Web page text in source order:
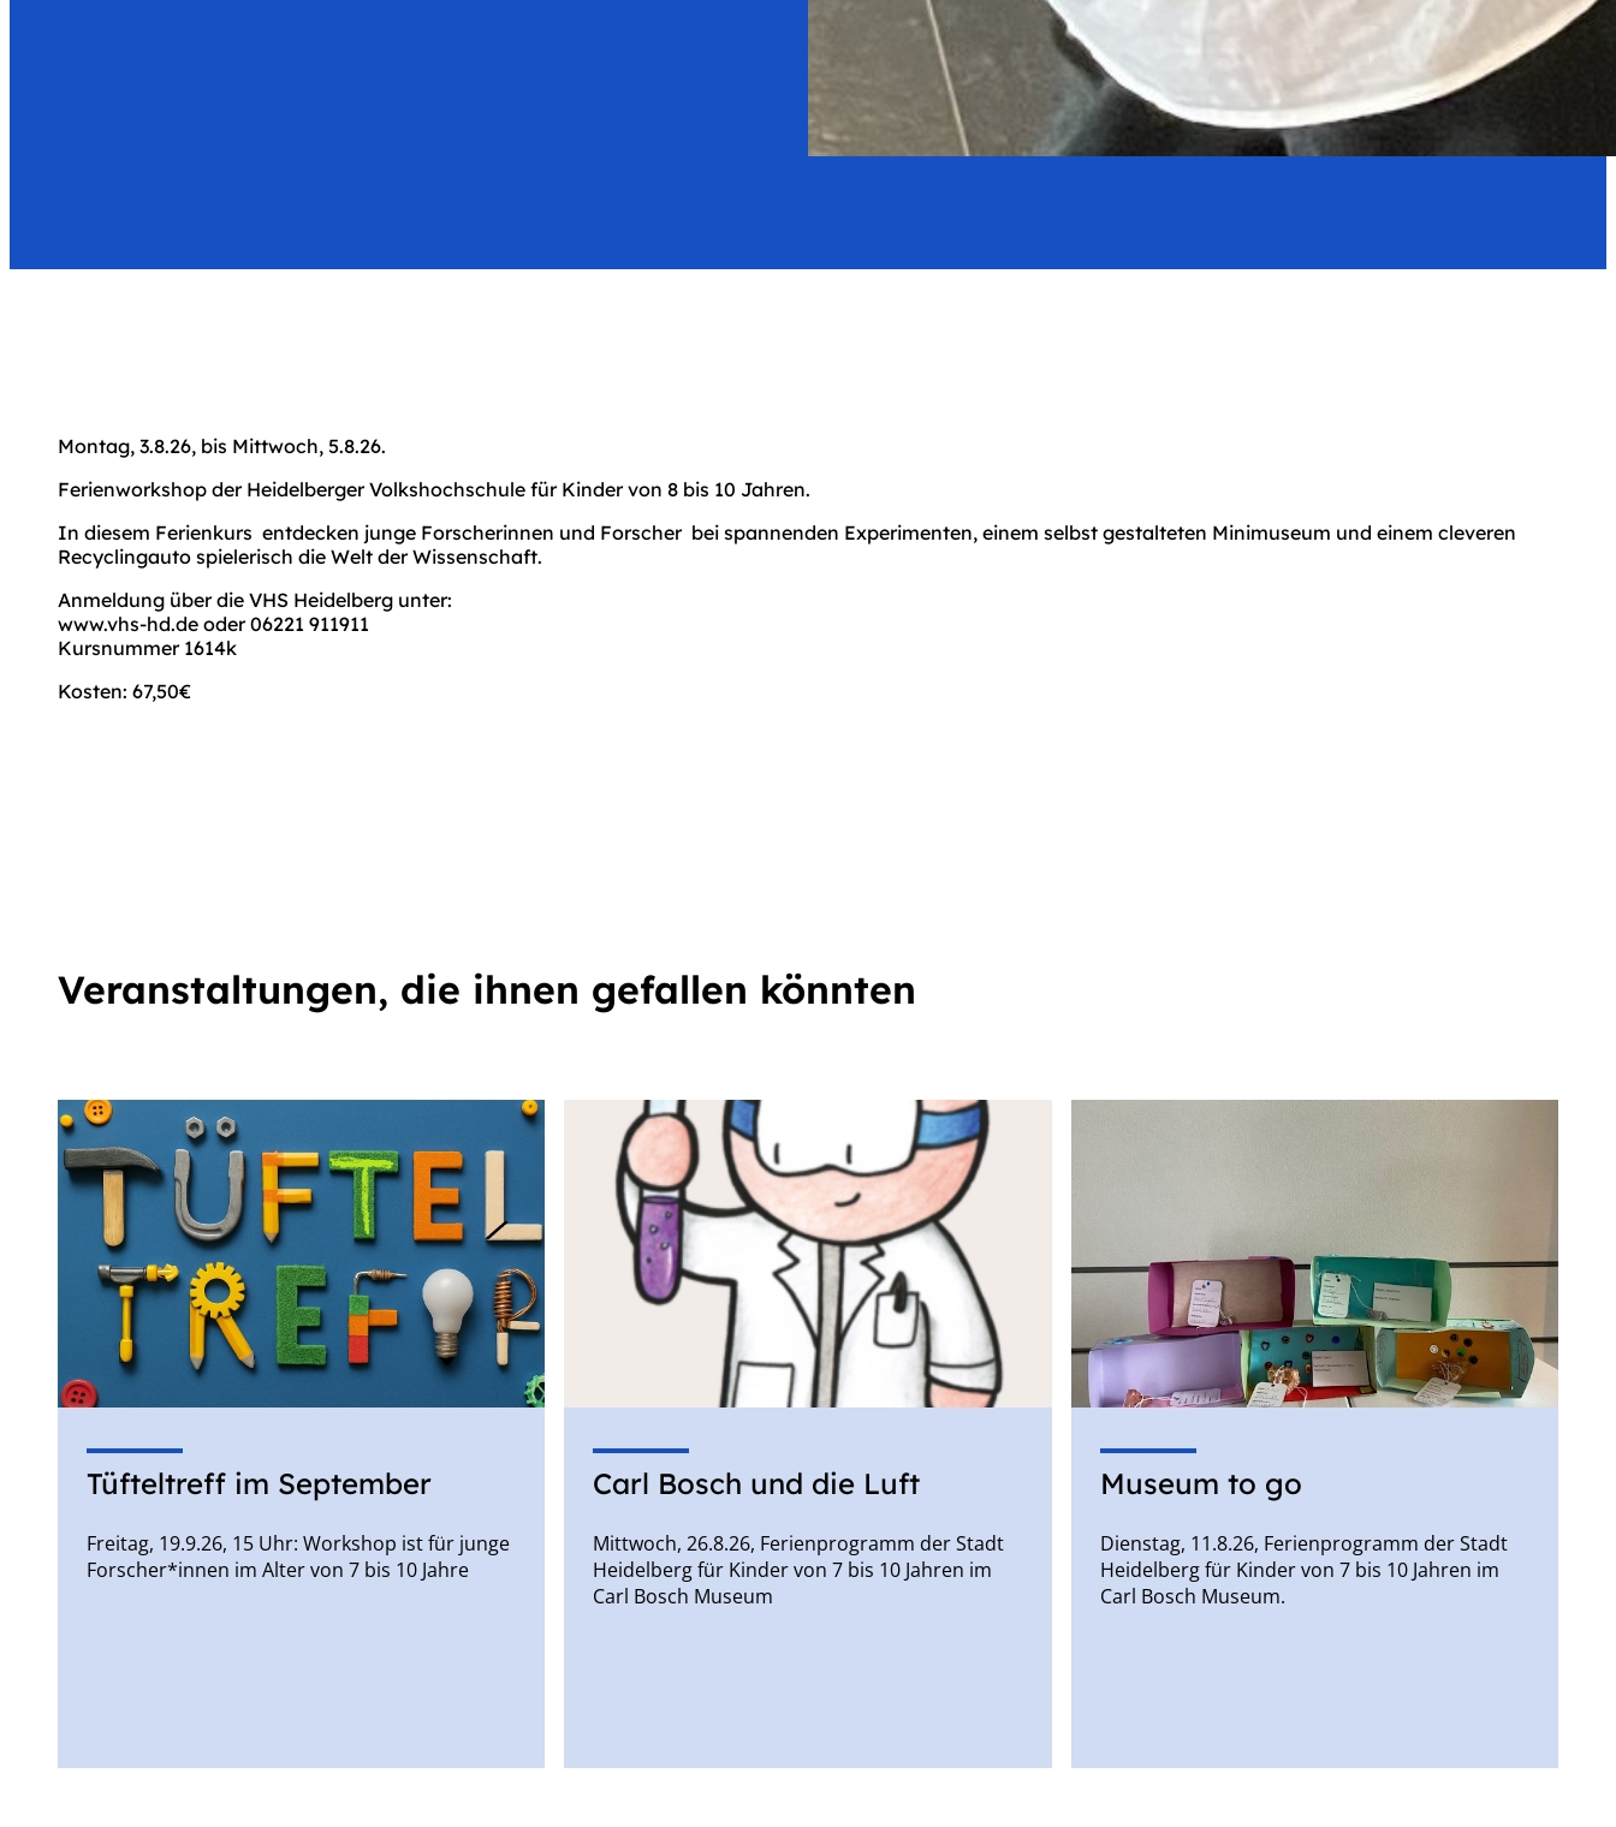
Montag, 3.8.26, bis Mittwoch, 5.8.26.
Ferienworkshop der Heidelberger Volkshochschule für Kinder von 8 bis 10 Jahren.
In diesem Ferienkurs entdecken junge Forscherinnen und Forscher bei spannenden Experimenten, einem selbst gestalteten Minimuseum und einem cleveren
Recyclingauto spielerisch die Welt der Wissenschaft.
Anmeldung über die VHS Heidelberg unter:
www.vhs-hd.de oder 06221 911911
Kursnummer 1614k
Kosten: 67,50€
Veranstaltungen, die ihnen gefallen könnten
Tüfteltreff im September
Freitag, 19.9.26, 15 Uhr: Workshop ist für junge
Forscher*innen im Alter von 7 bis 10 Jahre
Carl Bosch und die Luft
Mittwoch, 26.8.26, Ferienprogramm der Stadt
Heidelberg für Kinder von 7 bis 10 Jahren im
Carl Bosch Museum
Museum to go
Dienstag, 11.8.26, Ferienprogramm der Stadt
Heidelberg für Kinder von 7 bis 10 Jahren im
Carl Bosch Museum.